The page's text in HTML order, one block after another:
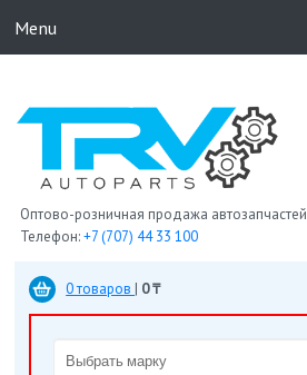
Menu
Оптово-розничная продажа автозапчастей
Телефон:+7 (707) 44 33 100
0 товаров | 0 ₸